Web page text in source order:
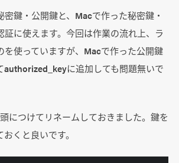
密鍵・公開鍵と、Macで作った秘密鍵・
証に使えます。今回は作業の流れ上、ラ
を使っていますが、Macで作った公開鍵
authorized_keyに追加しても問題無いで
につけてリネームしておきました。鍵を
くと良いです。